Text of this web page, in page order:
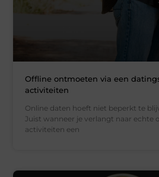
Offline ontmoeten via een
activiteiten
Online daten hoeft niet beperkt te
Juist wanneer je verlangt naar echte
activiteiten een